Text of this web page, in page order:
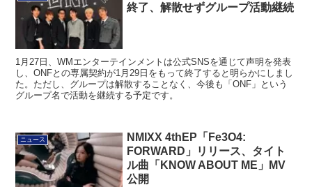
終了、解散せずグループ活動継続
1月27日、WMエンターテインメントは公式SNSを通じて声明を発表
し、ONFとの専属契約が1月29日をもって終了すると明らかにしまし
た。ただし、グループは解散することなく、今後も「ONF」という
グループ名で活動を継続する予定です。
ニュース
NMIXX 4thEP「Fe3O4:
FORWARD」リリース、タイト
ル曲「KNOW ABOUT ME」MV
公開